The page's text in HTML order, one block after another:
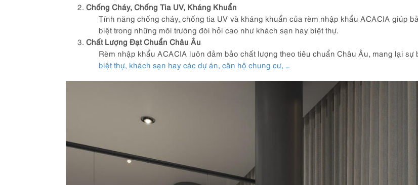
Chống Cháy, Chống Tia UV, Kháng Khuẩn
Tính năng chống cháy, chống tia UV và kháng khuẩn của rèm nhập khẩu ACACIA giúp
biệt trong những môi trường đòi hỏi cao như khách sạn hay biệt thự.
Chất Lượng Đạt Chuẩn Châu Âu
Rèm nhập khẩu ACACIA luôn đảm bảo chất lượng theo tiêu chuẩn Châu Âu, mang lại
biệt thự, khách sạn hay các dự án, căn hộ chung cư, …